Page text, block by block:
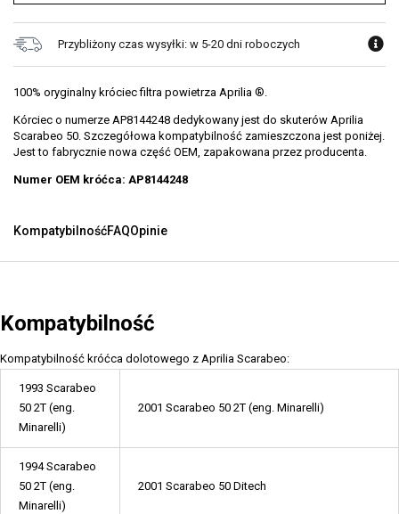
Przybliżony czas wysyłki: w 5-20 dni roboczych
100% oryginalny króciec filtra powietrza Aprilia ®.
Kórciec o numerze AP8144248 dedykowany jest do skuterów Aprilia
Scarabeo 50. Szczegółowa kompatybilność zamieszczona jest poniżej.
Jest to fabrycznie nowa część OEM, zapakowana przez producenta.
Numer OEM króćca: AP8144248
KompatybilnośćFAQOpinie
Kompatybilność
Kompatybilność króćca dolotowego z Aprilia Scarabeo:
1993 Scarabeo
50 2T (eng.
Minarelli)
2001 Scarabeo 50 2T (eng. Minarelli)
1994 Scarabeo
50 2T (eng.
Minarelli)
2001 Scarabeo 50 Ditech